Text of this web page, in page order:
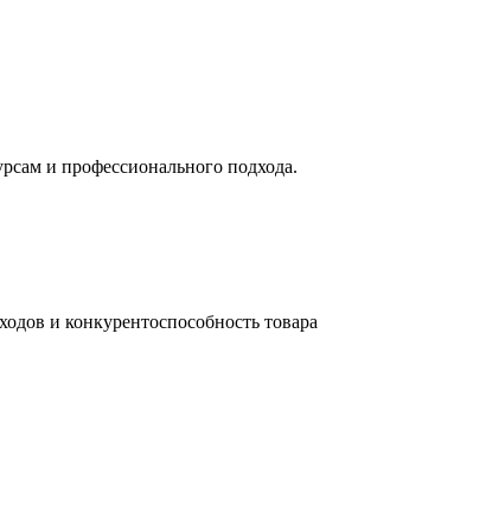
и профессионального подхода.
и конкурентоспособность товара